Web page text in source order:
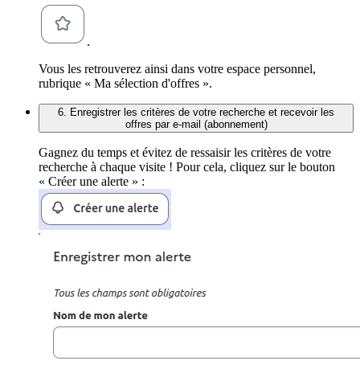
.
Vous les retrouverez ainsi dans votre espace personnel,
rubrique « Ma sélection d'offres ».
6. Enregistrer les critères de votre recherche et recevoir les
offres par e-mail (abonnement)
Gagnez du temps et évitez de ressaisir les critères de votre
recherche à chaque visite ! Pour cela, cliquez sur le bouton
« Créer une alerte » :